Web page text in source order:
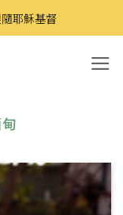
耶穌基督